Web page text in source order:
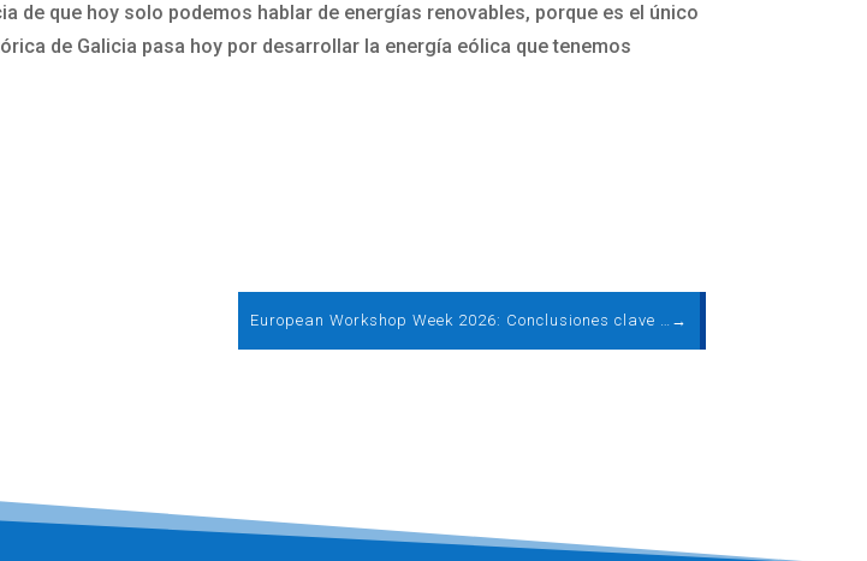
de que hoy solo podemos hablar de energías renovables, porque es el único
de Galicia pasa hoy por desarrollar la energía eólica que tenemos
→